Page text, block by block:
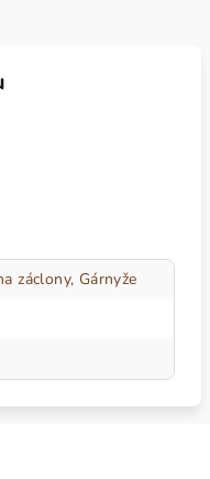
záclony, Gárnyže